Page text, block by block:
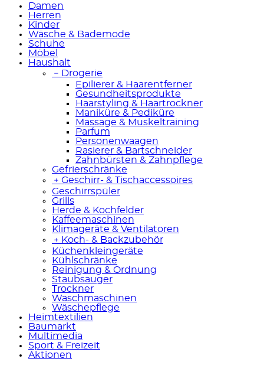
Damen
Herren
Kinder
Wäsche & Bademode
Schuhe
Möbel
Haushalt
﹣ Drogerie
Epilierer & Haarentferner
Gesundheitsprodukte
Haarstyling & Haartrockner
Maniküre & Pediküre
Massage & Muskeltraining
Parfum
Personenwaagen
Rasierer & Bartschneider
Zahnbürsten & Zahnpflege
Gefrierschränke
﹢ Geschirr- & Tischaccessoires
Geschirrspüler
Grills
Herde & Kochfelder
Kaffeemaschinen
Klimageräte & Ventilatoren
﹢ Koch- & Backzubehör
Küchenkleingeräte
Kühlschränke
Reinigung & Ordnung
Staubsauger
Trockner
Waschmaschinen
Wäschepflege
Heimtextilien
Baumarkt
Multimedia
Sport & Freizeit
Aktionen